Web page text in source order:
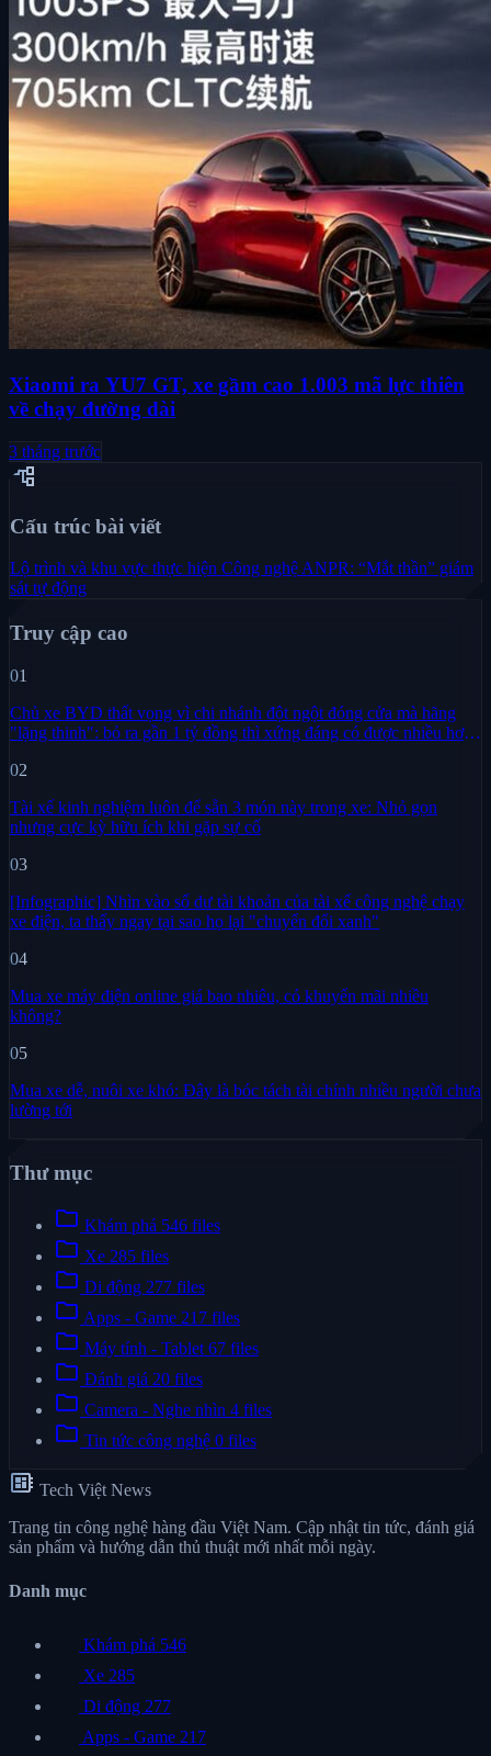
Xiaomi ra YU7 GT, xe gầm cao 1.003 mã lực thiên
về chạy đường dài
3 tháng trước
account_tree
Cấu trúc bài viết
Lộ trình và khu vực thực hiện Công nghệ ANPR: “Mắt thần” giám
sát tự động
Truy cập cao
01
Chủ xe BYD thất vọng vì chi nhánh đột ngột đóng cửa mà hãng
"lặng thinh": bỏ ra gần 1 tỷ đồng thì xứng đáng có được nhiều hơn
02
Tài xế kinh nghiệm luôn để sẵn 3 món này trong xe: Nhỏ gọn
nhưng cực kỳ hữu ích khi gặp sự cố
03
[Infographic] Nhìn vào số dư tài khoản của tài xế công nghệ chạy
xe điện, ta thấy ngay tại sao họ lại "chuyển đổi xanh"
04
Mua xe máy điện online giá bao nhiêu, có khuyến mãi nhiều
không?
05
Mua xe dễ, nuôi xe khó: Đây là bóc tách tài chính nhiều người chưa
lường tới
Thư mục
folder Khám phá 546 files
folder Xe 285 files
folder Di động 277 files
folder Apps - Game 217 files
folder Máy tính - Tablet 67 files
folder Đánh giá 20 files
folder Camera - Nghe nhìn 4 files
folder Tin tức công nghệ 0 files
developer_board Tech Việt News
Trang tin công nghệ hàng đầu Việt Nam. Cập nhật tin tức, đánh giá
sản phẩm và hướng dẫn thủ thuật mới nhất mỗi ngày.
Danh mục
Khám phá 546
Xe 285
Di động 277
Apps - Game 217